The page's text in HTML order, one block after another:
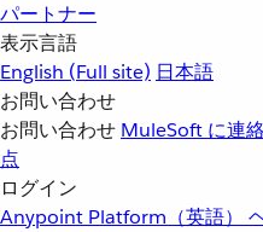
パートナー
表示言語
English (Full site) 日本語
お問い合わせ
お問い合わせ MuleSoft に連
点
ログイン
Anypoint Platform（英語）